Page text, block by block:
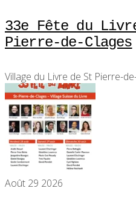
33e Fête du
Pierre-de-Clages
Village du Livre de St Pierre-
Août 29 2026